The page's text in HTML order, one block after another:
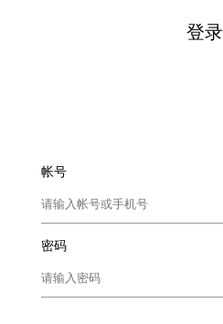
登录
帐号
密码